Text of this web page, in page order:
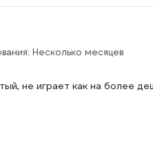
Несколько месяцев
не играет как на более